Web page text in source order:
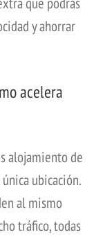
y ahorrar
acelera
alojamiento de
ubicación.
al mismo
tráfico, todas